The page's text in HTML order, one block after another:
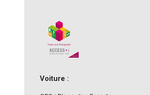
Voiture :